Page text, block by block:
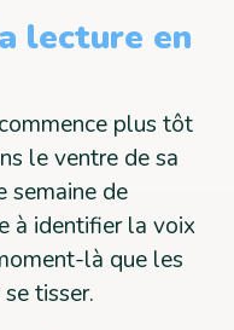
lecture en
plus tôt
le ventre de sa
semaine de
à identifier la voix
là que les
tisser.